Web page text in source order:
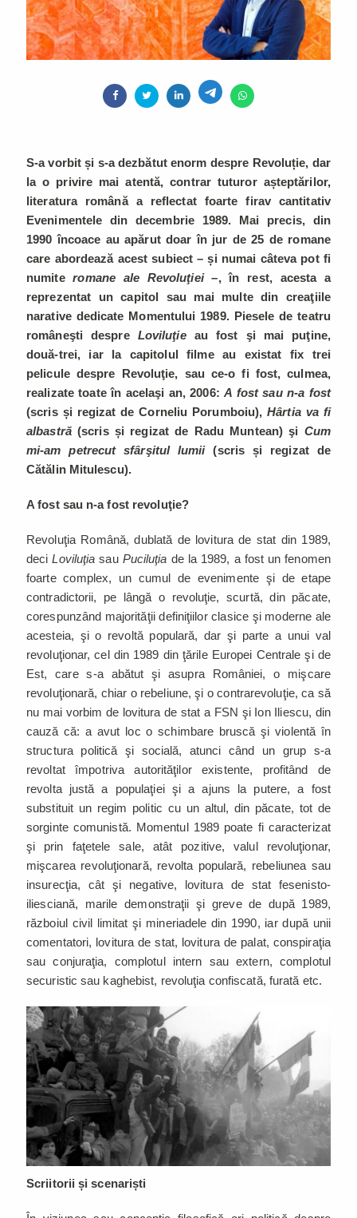
S-a vorbit și s-a dezbătut enorm despre Revoluție, dar
la o privire mai atentă, contrar tuturor așteptărilor,
literatura română a reflectat foarte firav cantitativ
Evenimentele din decembrie 1989. Mai precis, din
1990 încoace au apărut doar în jur de 25 de romane
care abordează acest subiect – și numai câteva pot fi
numiteromane ale Revoluţiei–, în rest, acesta a
reprezentat un capitol sau mai multe din creaţiile
narative dedicate Momentului 1989. Piesele de teatru
româneşti despre Loviluţieau fost şi mai puţine,
două-trei, iar la capitolul filme au existat fix trei
pelicule despre Revoluţie, sau ce-o fi fost, culmea,
realizate toate în acelaşi an, 2006:A fost sau n-a fost
(scris și regizat de Corneliu Porumboiu),Hârtia va fi
albastră(scris și regizat de Radu Muntean) şi Cum
mi-am petrecut sfârşitul lumii(scris și regizat de
Cătălin Mitulescu).
A fost sau n-a fost revoluţie?
Revoluţia Română, dublată de lovitura de stat din 1989,
deciLoviluţia sau Puciluţia de la 1989, a fost un fenomen
foarte complex, un cumul de evenimente şi de etape
contradictorii, pe lângă o revoluţie, scurtă, din păcate,
corespunzând majorităţii definiţiilor clasice şi moderne ale
acesteia, şi o revoltă populară, dar şi parte a unui val
revoluţionar, cel din 1989 din ţările Europei Centrale şi de
Est, care s-a abătut şi asupra României, o mişcare
revoluţionară, chiar o rebeliune, şi o contrarevoluţie, ca să
nu mai vorbim de lovitura de stat a FSN şi Ion Iliescu, din
cauză că: a avut loc o schimbare bruscă şi violentă în
structura politică şi socială, atunci când un grup s-a
revoltat împotriva autorităţilor existente, profitând de
revolta justă a populaţiei şi a ajuns la putere, a fost
substituit un regim politic cu un altul, din păcate, tot de
sorginte comunistă. Momentul 1989 poate fi caracterizat
şi prin faţetele sale, atât pozitive, valul revoluţionar,
mişcarea revoluţionară, revolta populară, rebeliunea sau
insurecţia, cât şi negative, lovitura de stat fesenisto-
iliesciană, marile demonstraţii şi greve de după 1989,
războiul civil limitat şi mineriadele din 1990, iar după unii
comentatori, lovitura de stat, lovitura de palat, conspiraţia
sau conjuraţia, complotul intern sau extern, complotul
securistic sau kaghebist, revoluţia confiscată, furată etc.
Scriitorii și scenariști